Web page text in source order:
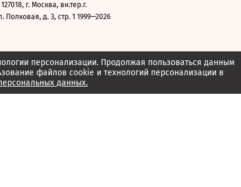
персонализации. Продолжая пользоваться данным
файлов cookie и технологий персонализации в
данных.
127018, г. Москва, вн.тер.г.
д. 3, стр. 1 1999—2026